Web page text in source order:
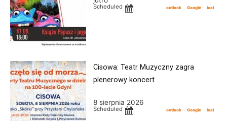
Scheduled ical
Google
outlook
Cisowa: Teatr Muzyczny zagra
plenerowy koncert
8 sierpnia 2026
Scheduled ical
Google
outlook